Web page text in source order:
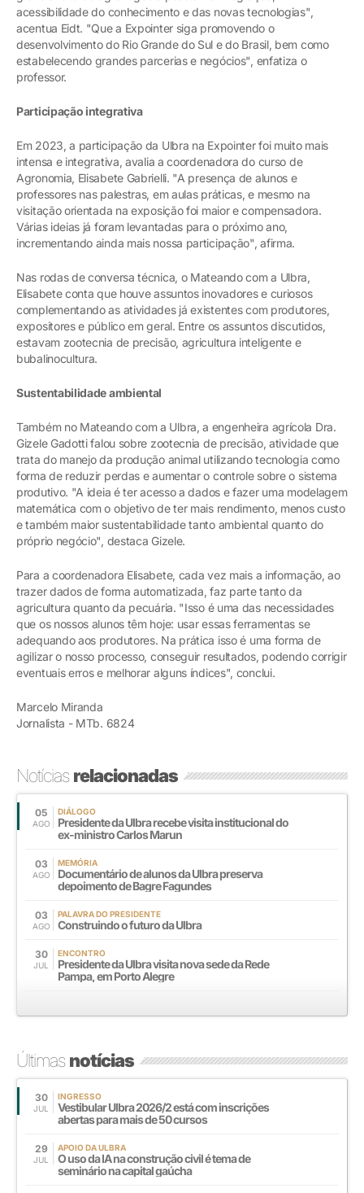
acessibilidade do conhecimento e das novas tecnologias",
acentua Eidt. "Que a Expointer siga promovendo o
desenvolvimento do Rio Grande do Sul e do Brasil, bem como
estabelecendo grandes parcerias e negócios", enfatiza o
professor.
Participação integrativa
Em 2023, a participação da Ulbra na Expointer foi muito mais
intensa e integrativa, avalia a coordenadora do curso de
Agronomia, Elisabete Gabrielli. "A presença de alunos e
professores nas palestras, em aulas práticas, e mesmo na
visitação orientada na exposição foi maior e compensadora.
Várias ideias já foram levantadas para o próximo ano,
incrementando ainda mais nossa participação", afirma.
Nas rodas de conversa técnica, o Mateando com a Ulbra,
Elisabete conta que houve assuntos inovadores e curiosos
complementando as atividades já existentes com produtores,
expositores e público em geral. Entre os assuntos discutidos,
estavam zootecnia de precisão, agricultura inteligente e
bubalinocultura.
Sustentabilidade ambiental
Também no Mateando com a Ulbra, a engenheira agrícola Dra.
Gizele Gadotti falou sobre zootecnia de precisão, atividade que
trata do manejo da produção animal utilizando tecnologia como
forma de reduzir perdas e aumentar o controle sobre o sistema
produtivo. "A ideia é ter acesso a dados e fazer uma modelagem
matemática com o objetivo de ter mais rendimento, menos custo
e também maior sustentabilidade tanto ambiental quanto do
próprio negócio", destaca Gizele.
Para a coordenadora Elisabete, cada vez mais a informação, ao
trazer dados de forma automatizada, faz parte tanto da
agricultura quanto da pecuária. "Isso é uma das necessidades
que os nossos alunos têm hoje: usar essas ferramentas se
adequando aos produtores. Na prática isso é uma forma de
agilizar o nosso processo, conseguir resultados, podendo corrigir
eventuais erros e melhorar alguns índices", conclui.
Marcelo Miranda
Jornalista - MTb. 6824
Notíciasrelacionadas
05
AGO
DIÁLOGO
Presidente da Ulbra recebe visita institucional do
ex-ministro Carlos Marun
03
AGO
MEMÓRIA
Documentário de alunos da Ulbra preserva
depoimento de Bagre Fagundes
03
AGO
PALAVRA DO PRESIDENTE
Construindo o futuro da Ulbra
30
JUL
ENCONTRO
Presidente da Ulbra visita nova sede da Rede
Pampa, em Porto Alegre
Últimasnotícias
30
JUL
INGRESSO
Vestibular Ulbra 2026/2 está com inscrições
abertas para mais de 50 cursos
29
JUL
APOIO DA ULBRA
O uso da IA na construção civil é tema de
seminário na capital gaúcha